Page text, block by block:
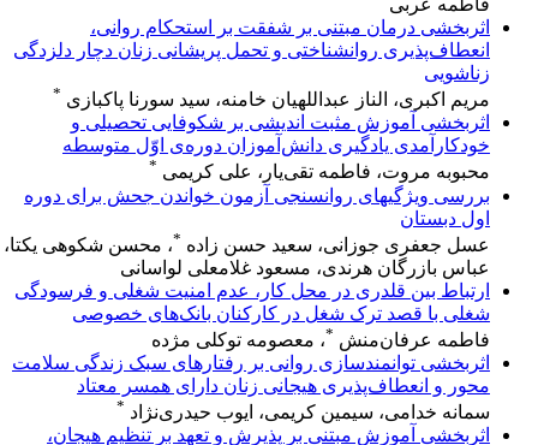
اثربخشی درمان مبتنی بر شفقت بر استحکام روانی،
انعطاف‌پذیری روانشناختی و تحمل پریشانی زنان دچار دلزدگی
زناشویی
مریم اکبری، الناز عبداللهیان خامنه، سید سورنا پاکبازی *
اثربخشی آموزش مثبت اندیشی بر شکوفایی تحصیلی و
خودکارآمدی یادگیری دانش‌آموزان دوره‌ی اوّل متوسطه
محبوبه مروت، فاطمه تقی‌یار، علی کریمی *
بررسی ویژگیهای روانسنجی آزمون خواندن جحش برای دوره
اول دبستان
عسل جعفری جوزانی، سعید حسن زاده *، محسن شکوهی یکتا،
عباس بازرگان هرندی، مسعود غلامعلی لواسانی
ارتباط بین قلدری در محل کار، عدم امنیت شغلی و فرسودگی
شغلی با قصد ترک شغل در کارکنان بانک‌های خصوصی
فاطمه عرفان‌منش *، معصومه توکلی مژده
اثربخشی توانمندسازی روانی بر رفتارهای سبک زندگی سلامت
محور و انعطاف‌پذیری هیجانی زنان دارای همسر معتاد
سمانه خدامی، سیمین کریمی، ایوب حیدری‌نژاد *
اثربخشی آموزش مبتنی بر پذیرش و تعهد بر تنظیم هیجان،